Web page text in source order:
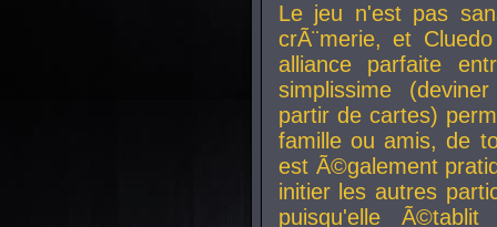
Le jeu n'est pas
crÃ¨merie, et
alliance parfaite
simplissime
partir de cartes)
famille ou amis, de
est Ã©galement
initier les autres
puisqu'elle